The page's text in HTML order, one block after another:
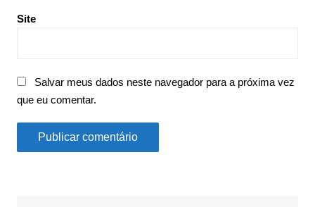
Site
Salvar meus dados neste navegador para a próxima vez
que eu comentar.